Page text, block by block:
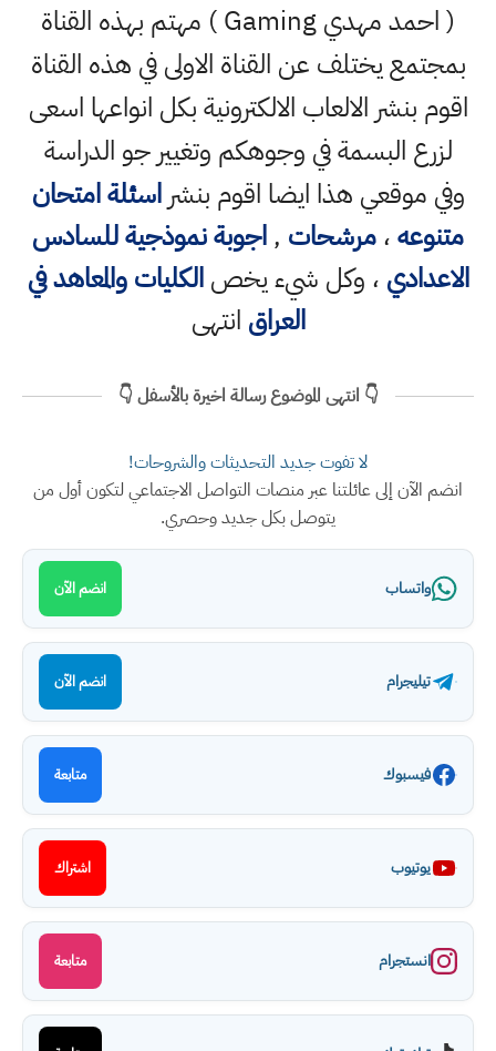
( احمد مهدي Gaming ) مهتم بهذه القناة
بمجتمع يختلف عن القناة الاولى في هذه القناة
اقوم بنشر الالعاب الالكترونية بكل انواعها اسعى
لزرع البسمة في وجوهكم وتغيير جو الدراسة
وفي موقعي هذا ايضا اقوم بنشراسئلة امتحان
متنوعه،مرشحات ,اجوبة نموذجية للسادس
الاعدادي ، وكل شيء يخصالكليات والمعاهد في
العراق انتهى
👇 انتهى الموضوع رسالة اخيرة بالأسفل 👇
لا تفوت جديد التحديثات والشروحات!
انضم الآن إلى عائلتنا عبر منصات التواصل الاجتماعي لتكون أول من
يتوصل بكل جديد وحصري.
واتساب انضم الآن
تيليجرام انضم الآن
فيسبوك متابعة
يوتيوب اشتراك
انستجرام متابعة